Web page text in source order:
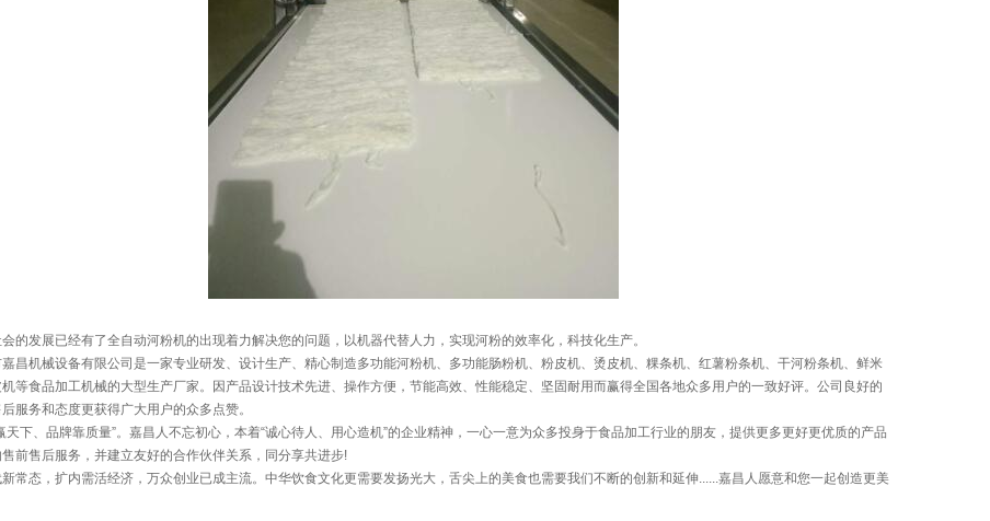
发展已经有了全自动河粉机的出现着力解决您的问题，以机器代替人力，实现河粉的效率化，科技化生产。
机械设备有限公司是一家专业研发、设计生产、精心制造多功能河粉机、多功能肠粉机、粉皮机、烫皮机、粿条机、红薯粉条机、干河粉条机、鲜米
等食品加工机械的大型生产厂家。因产品设计技术先进、操作方便，节能高效、性能稳定、坚固耐用而赢得全国各地众多用户的一致好评。公司良好的
服务和态度更获得广大用户的众多点赞。
下、品牌靠质量”。嘉昌人不忘初心，本着“诚心待人、用心造机”的企业精神，一心一意为众多投身于食品加工行业的朋友，提供更多更好更优质的产品
前售后服务，并建立友好的合作伙伴关系，同分享共进步!
态，扩内需活经济，万众创业已成主流。中华饮食文化更需要发扬光大，舌尖上的美食也需要我们不断的创新和延伸......嘉昌人愿意和您一起创造更美